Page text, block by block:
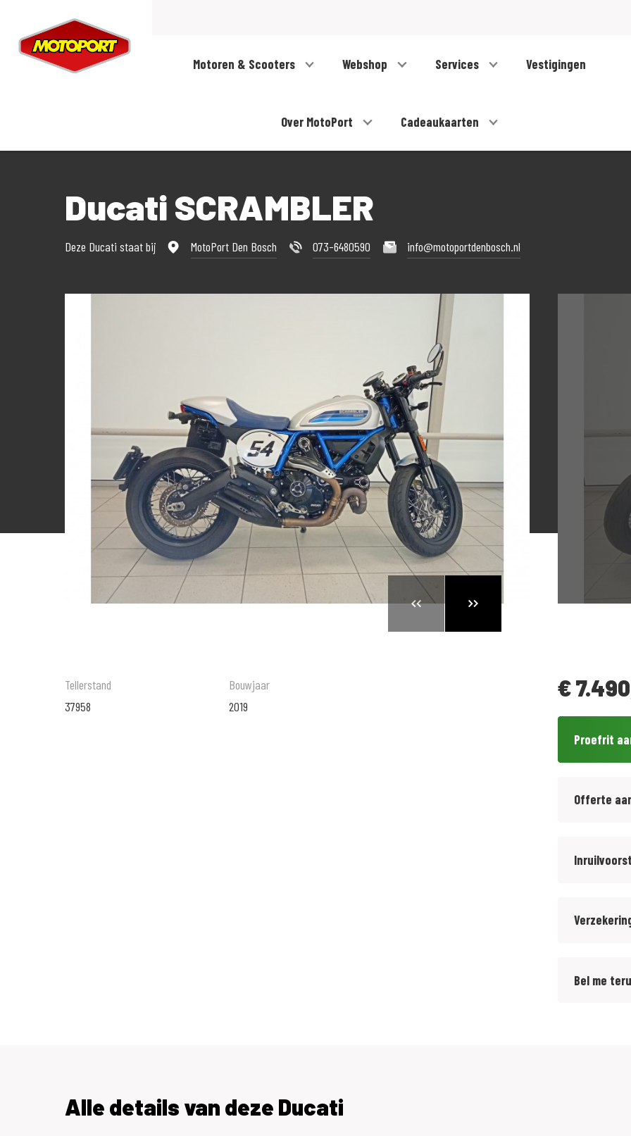
Motoren & Scooters Webshop Services Vestigingen
Over MotoPort Cadeaukaarten
Ducati SCRAMBLER
Deze Ducati staat bij MotoPort Den Bosch 073-6480590 info@motoportdenbosch.nl
Tellerstand
37958
Bouwjaar
2019
€
Proefrit
Offerte
Bel me
Alle details van deze Ducati